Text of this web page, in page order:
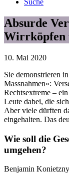
Suche
Absurde
Wirrköpfen
10. Mai 2020
Sie demonstrieren
Massnahmen»:
Rechtsextreme –
Leute dabei, die
Aber viele dürften
eingehalten. Das
Wie soll die
umgehen?
Benjamin